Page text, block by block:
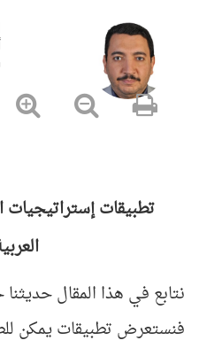
تطبيقات إستراتيجيات
نتابع في هذا المقال
فنستعرض تطبيقات يمكن